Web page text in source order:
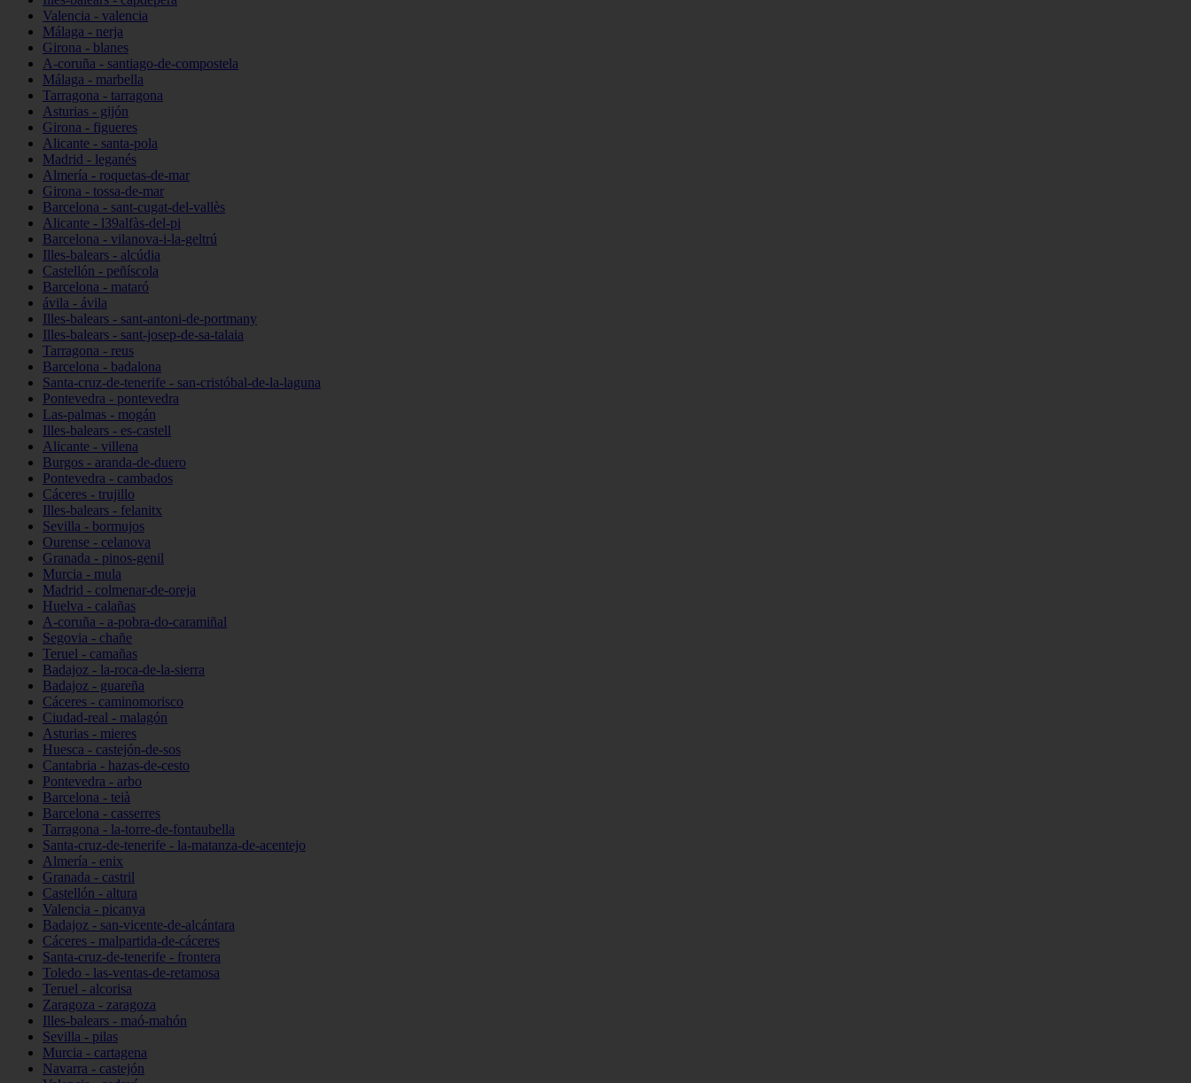
Valencia - valencia
Málaga - nerja
Girona - blanes
A-coruña - santiago-de-compostela
Málaga - marbella
Tarragona - tarragona
Asturias - gijón
Girona - figueres
Alicante - santa-pola
Madrid - leganés
Almería - roquetas-de-mar
Girona - tossa-de-mar
Barcelona - sant-cugat-del-vallès
Alicante - l39alfàs-del-pi
Barcelona - vilanova-i-la-geltrú
Illes-balears - alcúdia
Castellón - peñíscola
Barcelona - mataró
ávila - ávila
Illes-balears - sant-antoni-de-portmany
Illes-balears - sant-josep-de-sa-talaia
Tarragona - reus
Barcelona - badalona
Santa-cruz-de-tenerife - san-cristóbal-de-la-laguna
Pontevedra - pontevedra
Las-palmas - mogán
Illes-balears - es-castell
Alicante - villena
Burgos - aranda-de-duero
Pontevedra - cambados
Cáceres - trujillo
Illes-balears - felanitx
Sevilla - bormujos
Ourense - celanova
Granada - pinos-genil
Murcia - mula
Madrid - colmenar-de-oreja
Huelva - calañas
A-coruña - a-pobra-do-caramiñal
Segovia - chañe
Teruel - camañas
Badajoz - la-roca-de-la-sierra
Badajoz - guareña
Cáceres - caminomorisco
Ciudad-real - malagón
Asturias - mieres
Huesca - castejón-de-sos
Cantabria - hazas-de-cesto
Pontevedra - arbo
Barcelona - teià
Barcelona - casserres
Tarragona - la-torre-de-fontaubella
Santa-cruz-de-tenerife - la-matanza-de-acentejo
Almería - enix
Granada - castril
Castellón - altura
Valencia - picanya
Badajoz - san-vicente-de-alcántara
Cáceres - malpartida-de-cáceres
Santa-cruz-de-tenerife - frontera
Toledo - las-ventas-de-retamosa
Teruel - alcorisa
Zaragoza - zaragoza
Illes-balears - maó-mahón
Sevilla - pilas
Murcia - cartagena
Navarra - castejón